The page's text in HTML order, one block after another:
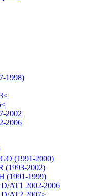
1998)
2002
2006
(1991-2000)
(1993-2002)
(1991-1999)
AT1 2002-2006
AT2 2007>